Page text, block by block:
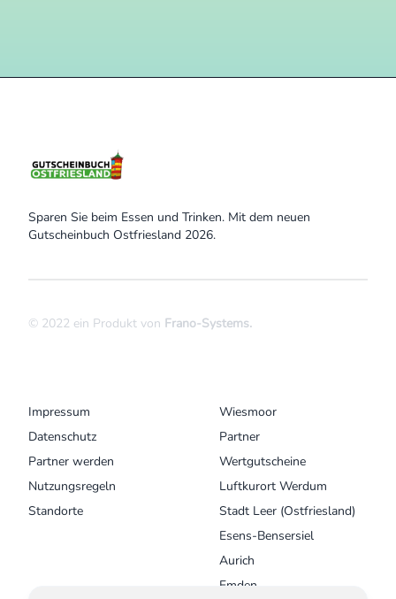
Sparen Sie beim Essen und Trinken. Mit dem neuen
Gutscheinbuch Ostfriesland 2026.
© 2022 ein Produkt von Frano-Systems.
Impressum
Datenschutz
Partner werden
Nutzungsregeln
Standorte
Wiesmoor
Partner
Wertgutscheine
Luftkurort Werdum
Stadt Leer (Ostfriesland)
Esens-Bensersiel
Aurich
Emden